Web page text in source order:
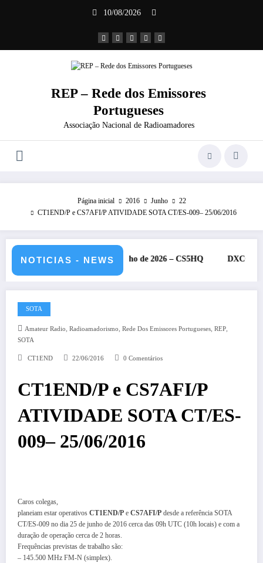
10/08/2026
REP – Rede dos Emissores
Portugueses
Associação Nacional de Radioamadores
Página inicial 2016 Junho
22
CT1END/P e CS7AFI/P ATIVIDADE SOTA CT/ES-009– 25/06/2016
NOTICIAS - NEWS
da IARU – 11 e 12 de julho de 2026 – CS5HQ DXCC –
SOTA
Amateur Radio, Radioamadorismo, Rede Dos Emissores Portugueses, REP,
SOTA
CT1END 22/06/2016 0 Comentários
CT1END/P e CS7AFI/P
ATIVIDADE SOTA CT/ES-
009– 25/06/2016
Caros colegas,
planeiam estar operativos CT1END/P e CS7AFI/P desde a referência SOTA
CT/ES-009 no dia 25 de junho de 2016 cerca das 09h UTC (10h locais) e com a
duração de operação cerca de 2 horas.
Frequências previstas de trabalho são:
– 145.500 MHz FM-N (simplex).